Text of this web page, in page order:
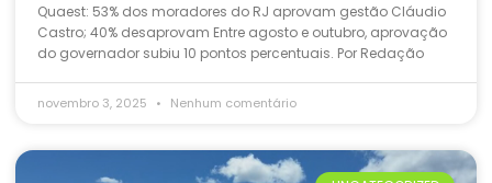
Quaest: 53% dos moradores do RJ aprovam gestão Cláudio
Castro; 40% desaprovam Entre agosto e outubro, aprovação
do governador subiu 10 pontos percentuais. Por Redação
novembro 3, 2025 Nenhum comentário